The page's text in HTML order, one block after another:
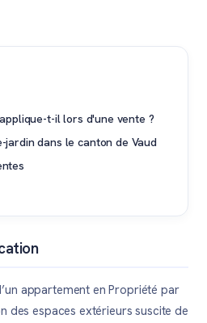
t-il lors d'une vente ?
jardin dans le canton de Vaud
appartement en Propriété par
des espaces extérieurs suscite de